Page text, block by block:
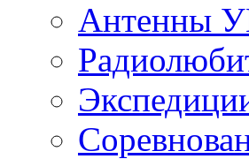
Антенны